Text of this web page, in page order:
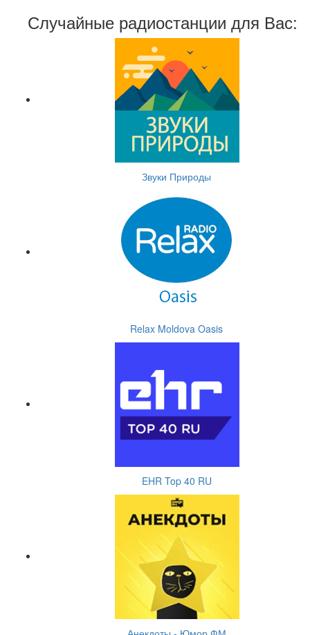
Случайные радиостанции для Вас:
Звуки Природы
Relax Moldova Oasis
EHR Top 40 RU